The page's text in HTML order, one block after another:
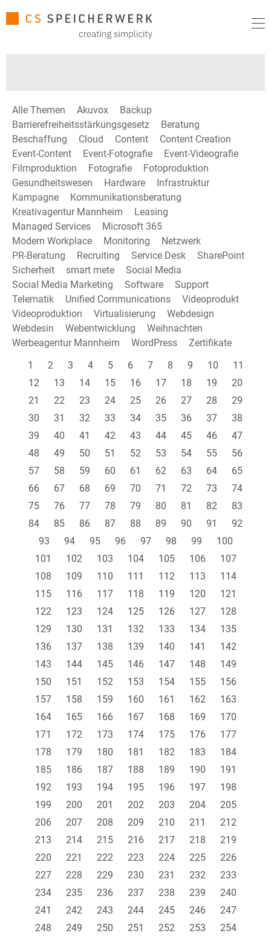
Alle Themen Akuvox
Backup
Barrierefreiheitsstärkungsgesetz
Beratung
Beschaffung
Cloud Content
Content Creation
Event-Content
Event-Fotografie
Event-Videografie
Filmproduktion
Fotografie
Fotoproduktion
Gesundheitswesen
Hardware
Infrastruktur
Kampagne
Kommunikationsberatung
Kreativagentur Mannheim
Leasing
Managed Services
Microsoft 365
Modern Workplace
Monitoring
Netzwerk
PR-Beratung
Recruiting Service Desk
SharePoint
Sicherheit
smart mete
Social Media
Social Media Marketing
Software
Support
Telematik
Unified Communications
Videoprodukt
Videoproduktion
Virtualisierung
Webdesign
Webdesin
Webentwicklung
Weihnachten
Werbeagentur Mannheim
WordPress
Zertifikate
1
2 3 4 5 6 7 8 9 10
11
12
13 14 15 16 17 18 19
20
21
22 23 24 25 26 27 28
29
30
31 32 33 34 35 36 37
38
39
40 41 42 43 44 45 46
47
48
49 50 51 52 53 54 55
56
57
58 59 60 61 62 63 64
65
66
67 68 69 70 71 72 73
74
75
76 77 78 79 80 81 82
83
84
85 86 87 88 89 90 91
92
93
94 95 96 97 98 99
100
101
102 103 104 105 106
107
108
109 110 111 112 113
114
115
116 117 118 119 120
121
122
123 124 125 126 127
128
129
130 131 132 133 134
135
136
137 138 139 140 141
142
143
144 145 146 147 148
149
150
151 152 153 154 155
156
157
158 159 160 161 162
163
164
165 166 167 168 169
170
171
172 173 174 175 176
177
178
179 180 181 182 183
184
185
186 187 188 189 190
191
192
193 194 195 196 197
198
199
200 201 202 203 204
205
206
207 208 209 210 211
212
213
214 215 216 217 218
219
220
221 222 223 224 225
226
227
228 229 230 231 232
233
234
235 236 237 238 239
240
241
242 243 244 245 246
247
248
249 250 251 252 253
254